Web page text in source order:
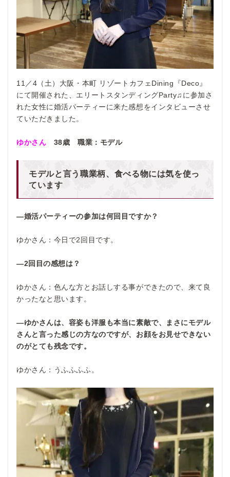
11／4（土）大阪・本町 リゾートカフェDining『Deco』
にて開催された、エリートスタンディングParty♫に参加さ
れた女性に婚活パーティーに来た感想をインタビューさせ
ていただきました。
ゆかさん 38歳 職業：モデル
モデルと言う職業柄、食べる物には気を使っ
ています
―婚活パーティーの参加は何回目ですか？
ゆかさん：今日で2回目です。
―2回目の感想は？
ゆかさん：色んな方とお話しする事ができたので、来て良
かったなと思います。
―ゆかさんは、容姿も洋服も本当に素敵で、まさにモデル
さんと言った感じの方なのですが、お顔をお見せできない
のがとても残念です。
ゆかさん：うふふふふ。